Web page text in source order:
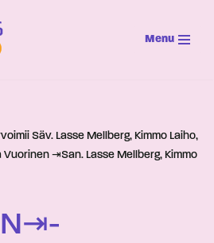
Menu
Säv. Lasse Mellberg, Kimmo Laiho,
Vuorinen ⇥San. Lasse Mellberg, Kimmo